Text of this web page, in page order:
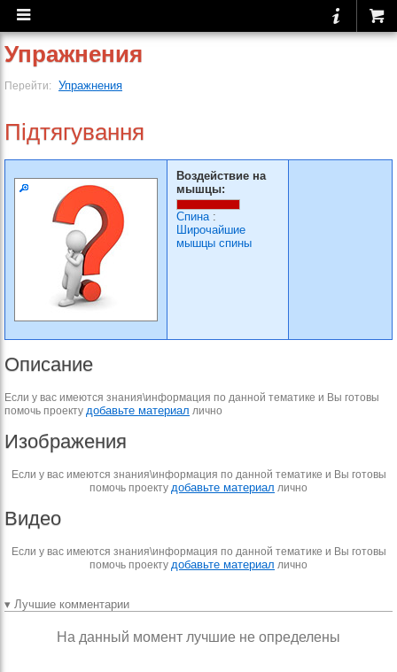
Упражнения
Перейти: Упражнения
Підтягування
Воздействие на
мышцы:
Спина:
Широчайшие
мышцы спины
Описание
Если у вас имеются знания\информация по данной тематике и Вы готовы
помочь проекту добавьте материал лично
Изображения
Если у вас имеются знания\информация по данной тематике и Вы готовы
помочь проекту добавьте материал лично
Видео
Если у вас имеются знания\информация по данной тематике и Вы готовы
помочь проекту добавьте материал лично
▾ Лучшие комментарии
На данный момент лучшие не определены